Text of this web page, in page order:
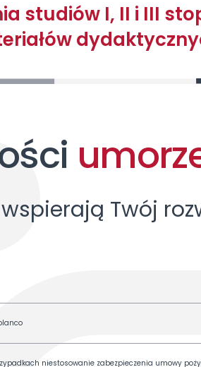
studiów I, II i III
Twój
niestosowanie zabezpieczenia umowy